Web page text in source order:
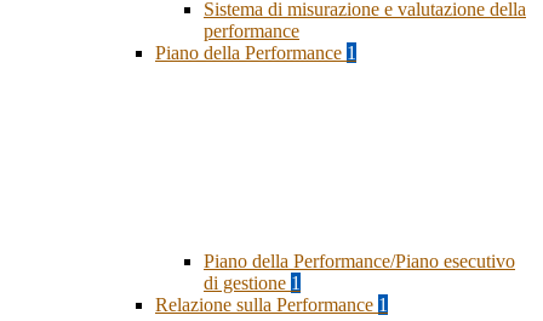
Sistema di misurazione e valutazione della
performance
Piano della Performance 1
Piano della Performance/Piano esecutivo
di gestione 1
Relazione sulla Performance 1